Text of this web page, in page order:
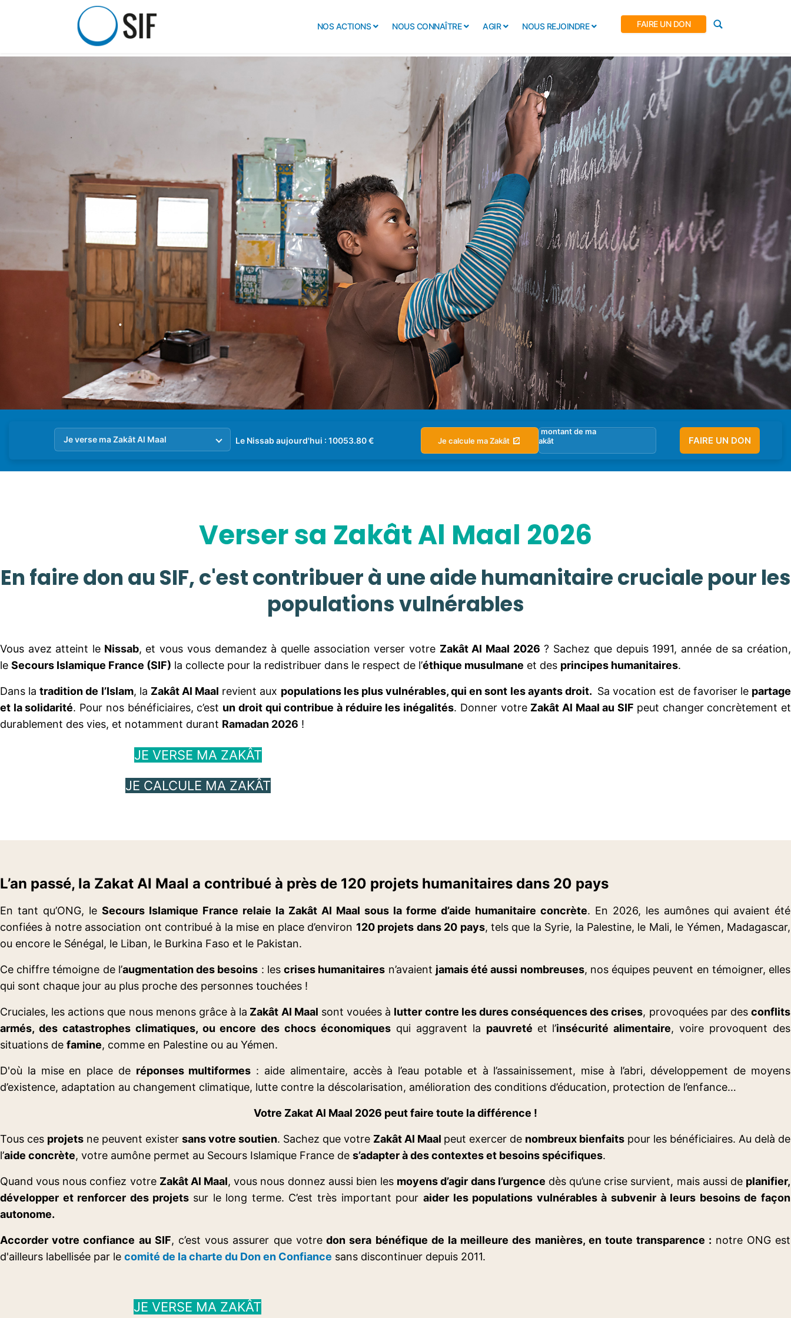
FAIRE UN DON
NOS ACTIONS NOUS CONNAÎTRE AGIR NOUS REJOINDRE
Je verse ma Zakât Al Maal
J'agis face à la crise Palestinienne
Je soutiens les actions sociales du
orphelins
Je soutiens le SIF et ses actions
Je soutiens les actions d'urgence
Je participe au Forage de Puits
Le Nissab aujourd'hui : 10053.80 € Je calcule ma Zakât FAIRE UN DON
Verser sa Zakât Al Maal 2026
En faire don au SIF, c'est contribuer à une aide humanitaire cruciale pour les
populations vulnérables
Vous avez atteint le Nissab, et vous vous demandez à quelle association verser votre Zakât Al Maal 2026 ? Sachez que depuis 1991, année de sa création,
le Secours Islamique France (SIF) la collecte pour la redistribuer dans le respect de l’éthique musulmane et des principes humanitaires.
Dans latradition de l’Islam, la Zakât Al Maal revient aux populations les plus vulnérables, qui en sont les ayants droit. Sa vocation est de favoriser le partage
et la solidarité. Pour nos bénéficiaires, c’est un droit qui contribue à réduire les inégalités. Donner votre Zakât Al Maal au SIF peut changer concrètement et
durablement des vies, et notamment durant Ramadan 2026 !
JE VERSE MA ZAKÂT
JE CALCULE MA ZAKÂT
L’an passé, la Zakat Al Maal a contribué à près de 120 projets humanitaires dans 20 pays
En tant qu’ONG, le Secours Islamique France relaie la Zakât Al Maal sous la forme d’aide humanitaire concrète. En 2026, les aumônes qui avaient été
confiées à notre association ont contribué à la mise en place d’environ 120 projets dans 20 pays, tels que la Syrie, la Palestine, le Mali, le Yémen, Madagascar,
ou encore le Sénégal, le Liban, le Burkina Faso et le Pakistan.
Ce chiffre témoigne de l’augmentation des besoins : lescrises humanitaires n’avaient jamais été aussi nombreuses, nos équipes peuvent en témoigner, elles
qui sont chaque jour au plus proche des personnes touchées !
Cruciales, les actions que nous menons grâce à la Zakât Al Maal sont vouées à lutter contre les dures conséquences des crises, provoquées par desconflits
armés, des catastrophes climatiques, ou encore des chocs économiques qui aggravent la pauvreté et l’insécurité alimentaire, voire provoquent des
situations de famine, comme en Palestine ou au Yémen.
D'où la mise en place de réponses multiformes : aide alimentaire, accès à l’eau potable et à l’assainissement, mise à l’abri, développement de moyens
d’existence, adaptation au changement climatique, lutte contre la déscolarisation, amélioration des conditions d’éducation, protection de l’enfance…
Votre Zakat Al Maal 2026 peut faire toute la différence !
Tous ces projets ne peuvent existersans votre soutien. Sachez que votre Zakât Al Maal peut exercer de nombreux bienfaitspour les bénéficiaires. Au delà de
l’aide concrète, votre aumône permet au Secours Islamique France de s’adapter à des contextes et besoins spécifiques.
Quand vous nous confiez votre Zakât Al Maal, vous nous donnez aussi bien les moyens d’agir dans l’urgence dès qu’une crise survient, mais aussi de planifier,
développer et renforcer des projets sur le long terme. C’est très important pour aider les populations vulnérables à subvenir à leurs besoins de façon
autonome.
Accorder votre confiance au SIF, c’est vous assurer que votredon sera bénéfique de la meilleure des manières, en toute transparence : notre ONG est
d'ailleurs labellisée par le comité de la charte du Don en Confiance sans discontinuer depuis 2011.
JE VERSE MA ZAKÂT